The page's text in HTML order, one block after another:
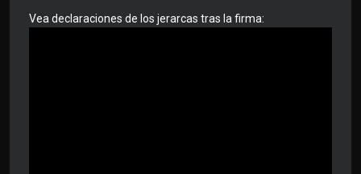
Vea declaraciones de los jerarcas tras la firma: